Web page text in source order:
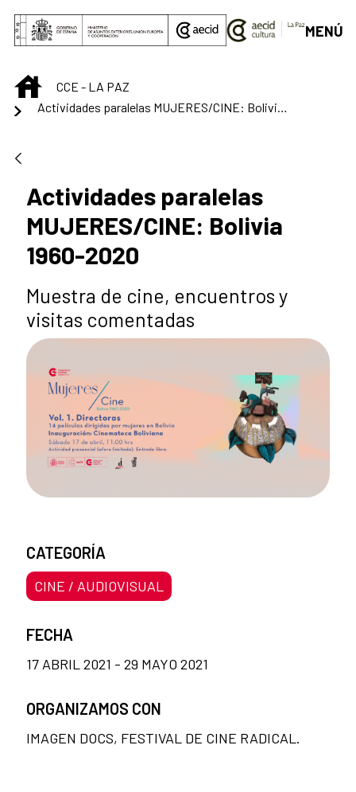
Saltar al contenido principal
MENÚ
INICIOCCE - LA PAZ
Actividades paralelas MUJERES/CINE: Bolivia 1960-2020
Actividades paralelas
MUJERES/CINE: Bolivia
1960-2020
Muestra de cine, encuentros y
visitas comentadas
CATEGORÍA
CINE / AUDIOVISUAL
FECHA
17 ABRIL 2021 - 29 MAYO 2021
ORGANIZAMOS CON
IMAGEN DOCS, FESTIVAL DE CINE RADICAL.